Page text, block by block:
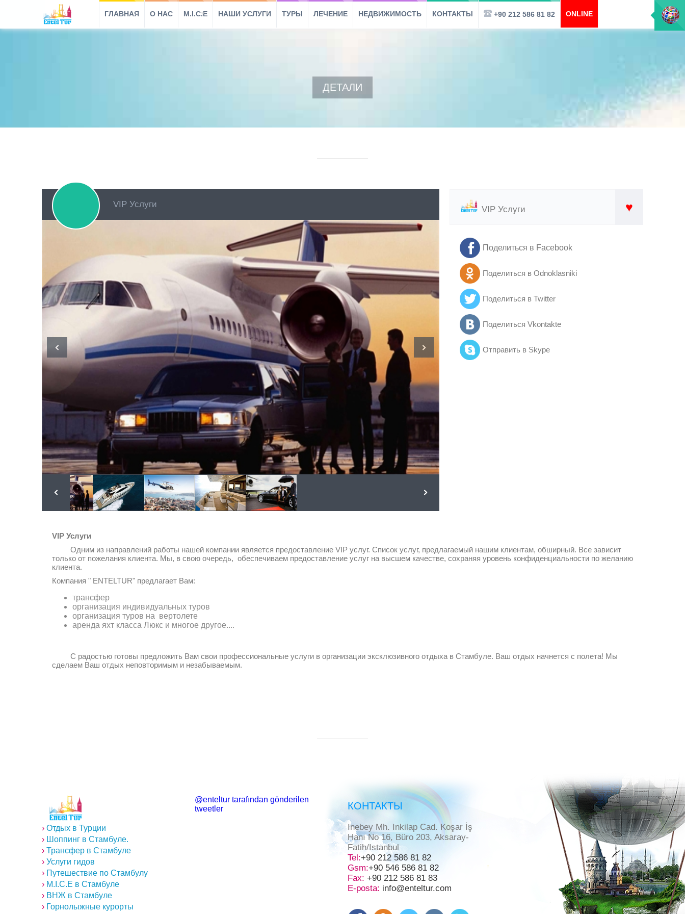
ГЛАВНАЯ O HAC M.I.C.E НАШИ УСЛУГИ ТУРЫ ЛЕЧЕНИЕ НЕДВИЖИМОСТЬ КОНТАКТЫ +90 212 586 81 82 ONLINE
ДЕТАЛИ
VIP Услуги
VIP Услуги ♥
Поделиться в Facebook
Поделиться в Odnoklasniki
Поделиться в Twitter
Поделиться Vkontakte
Отправить в Skype
VIP Услуги
Одним из направлений работы нашей компании является предоставление VIP услуг. Список услуг, предлагаемый нашим клиентам, обширный. Все зависит
только от пожелания клиента. Мы, в свою очередь, обеспечиваем предоставление услуг на высшем качестве, сохраняя уровень конфиденциальности по желанию
клиента.
Компания " ENTELTUR" предлагает Вам:
трансфер
организация индивидуальных туров
организация туров на вертолете
аренда яхт класса Люкс и многое другое....
С радостью готовы предложить Вам свои профессиональные услуги в организации эксклюзивного отдыха в Стамбуле. Ваш отдых начнется с полета! Мы
сделаем Ваш отдых неповторимым и незабываемым.
› Отдых в Турции
› Шоппинг в Стамбуле.
› Трансфер в Стамбуле
› Услуги гидов
› Путешествие по Стамбулу
› M.I.C.E в Стамбуле
› ВНЖ в Стамбуле
› Горнолыжные курорты
@enteltur tarafından gönderilen
tweetler
КОНТАКТЫ
Inebey Mh. Inkilap Cad. Koşar İş
Hanı No 16, Büro 203, Aksaray-
Fatih/Istanbul
Tel:+90 212 586 81 82
Gsm:+90 546 586 81 82
Fax: +90 212 586 81 83
E-posta: info@enteltur.com